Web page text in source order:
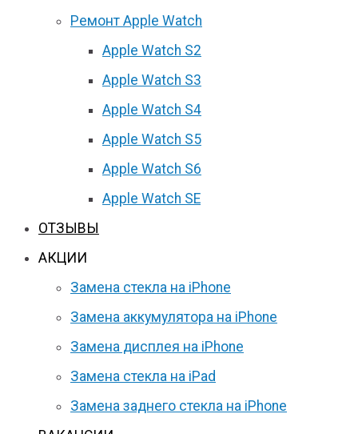
Ремонт Apple Watch
Apple Watch S2
Apple Watch S3
Apple Watch S4
Apple Watch S5
Apple Watch S6
Apple Watch SE
ОТЗЫВЫ
АКЦИИ
Замена стекла на iPhone
Замена аккумулятора на iPhone
Замена дисплея на iPhone
Замена стекла на iPad
Замена заднего стекла на iPhone